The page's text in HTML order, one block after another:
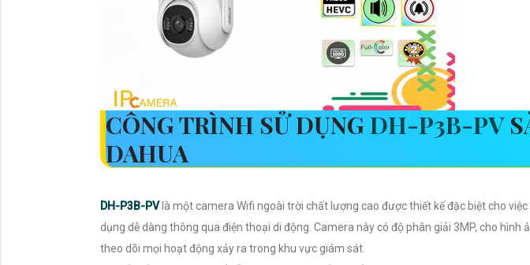
CÔNG TRÌNH SỬ DỤNG DH-P3B-PV
DAHUA
DH-P3B-PV là một camera Wifi ngoài trời chất lượng cao được thiết kế đặc biệt cho
dụng dễ dàng thông qua điện thoại di động. Camera này có độ phân giải 3MP, cho hình
theo dõi mọi hoạt động xảy ra trong khu vực giám sát.